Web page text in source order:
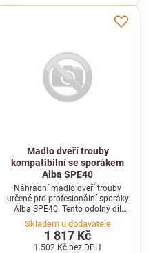
Madlo dveří trouby
kompatibilní se sporákem
Alba SPE40
Náhradní madlo dveří trouby
určené pro profesionální sporáky
Alba SPE40. Tento odolný díl
zajistí bezpečné a pohodlné
otevírání i zavírání trouby ve vaší
gastro provozovně.
Skladem u dodavatele
1 817 Kč
1 502 Kč bez DPH